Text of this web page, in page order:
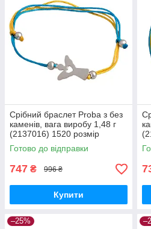
Срібний браслет Proba з без
каменів, вага виробу 1,48 г
(2137016) 1520 розмір
Готово до відправки
747 ₴ 996 ₴
Купити
–25%